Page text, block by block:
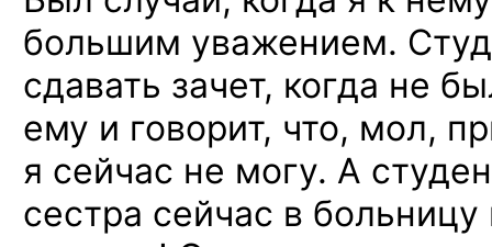
большим уважением.
сдавать зачет, когда не
ему и говорит, что, мол,
я сейчас не могу. А
сестра сейчас в